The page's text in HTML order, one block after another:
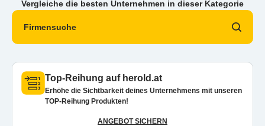
Vergleiche die besten Unternehmen in dieser Kategorie
Firmensuche
Top-Reihung auf herold.at
Erhöhe die Sichtbarkeit deines Unternehmens mit unseren
TOP-Reihung Produkten!
ANGEBOT SICHERN